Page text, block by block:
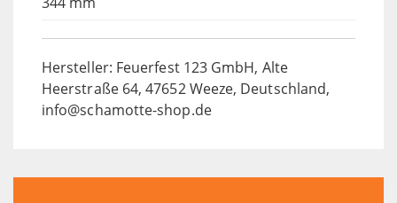
Hersteller: Feuerfest 123 GmbH, Alte
Heerstraße 64, 47652 Weeze, Deutschland,
info@schamotte-shop.de